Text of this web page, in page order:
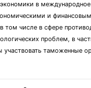
в
и
том числе в сфере
проблем, в
таможенные